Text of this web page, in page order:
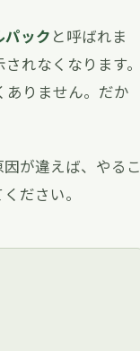
パック と呼ばれま
れなくなります。
ありません。だか
が違えば、やるこ
ださい。